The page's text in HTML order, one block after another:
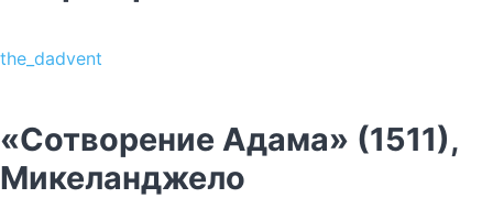
the_dadvent
«Сотворение Адама» (1511),
Микеланджело